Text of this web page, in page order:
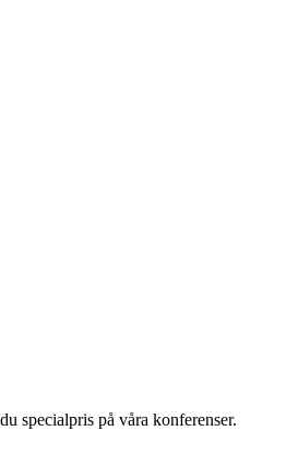
specialpris på våra konferenser.